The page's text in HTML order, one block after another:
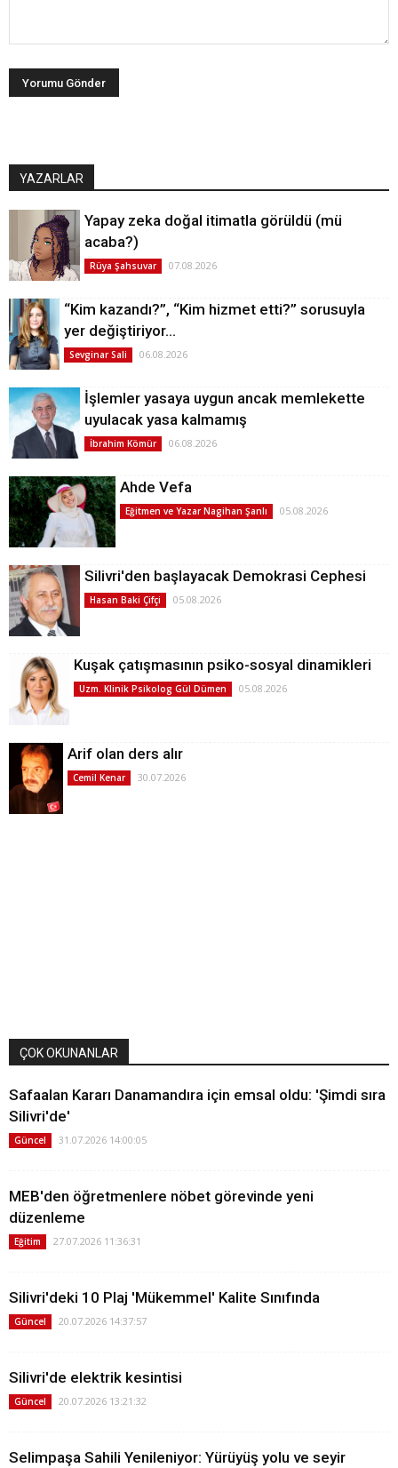
YAZARLAR
Yapay zeka doğal itimatla görüldü (mü
acaba?)
Rüya Şahsuvar 07.08.2026
“Kim kazandı?”, “Kim hizmet etti?” sorusuyla
yer değiştiriyor…
Sevginar Sali 06.08.2026
İşlemler yasaya uygun ancak memlekette
uyulacak yasa kalmamış
İbrahim Kömür 06.08.2026
Ahde Vefa
Eğitmen ve Yazar Nagihan Şanlı 05.08.2026
Silivri'den başlayacak Demokrasi Cephesi
Hasan Baki Çifçi 05.08.2026
Kuşak çatışmasının psiko-sosyal dinamikleri
Uzm. Klinik Psikolog Gül Dümen 05.08.2026
Arif olan ders alır
Cemil Kenar 30.07.2026
ÇOK OKUNANLAR
Safaalan Kararı Danamandıra için emsal oldu: 'Şimdi sıra
Silivri'de'
Güncel 31.07.2026 14:00:05
MEB'den öğretmenlere nöbet görevinde yeni
düzenleme
Eğitim 27.07.2026 11:36:31
Silivri'deki 10 Plaj 'Mükemmel' Kalite Sınıfında
Güncel 20.07.2026 14:37:57
Silivri'de elektrik kesintisi
Güncel 20.07.2026 13:21:32
Selimpaşa Sahili Yenileniyor: Yürüyüş yolu ve seyir